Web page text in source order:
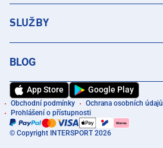
SLUŽBY
BLOG
App Store Google Play
Obchodní podmínky Ochrana osobních údajů
Prohlášení o přístupnosti
© Copyright INTERSPORT 2026